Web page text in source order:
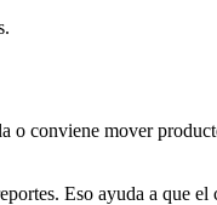
o conviene mover
Eso ayuda a que el